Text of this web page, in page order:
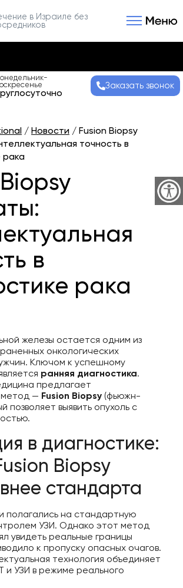
в Израиле без
Заказать звонок
/ Новости / Fusion Biopsy
точность в
рака
в
рака
железы остается одним из
онкологических
Ключом к успешному
ранняя диагностика.
предлагает
— Fusion Biopsy (фьюжн-
позволяет выявить опухоль с
в диагностике:
Biopsy
стандарта
полагались на стандартную
УЗИ. Однако этот метод
увидеть реальные границы
к пропуску опасных очагов.
технология объединяет
и УЗИ в режиме реального